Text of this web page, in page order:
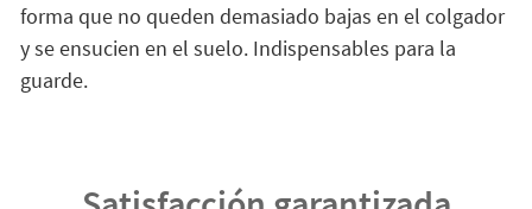
forma que no queden demasiado bajas en el colgador
y se ensucien en el suelo. Indispensables para la
guarde.